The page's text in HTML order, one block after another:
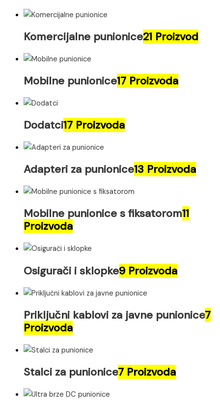
Komercijalne punionice21 Proizvod
Mobilne punionice17 Proizvoda
Dodatci17 Proizvoda
Adapteri za punionice13 Proizvoda
Mobilne punionice s fiksatorom11
Proizvoda
Osigurači i sklopke9 Proizvoda
Priključni kablovi za javne punionice7
Proizvoda
Stalci za punionice7 Proizvoda